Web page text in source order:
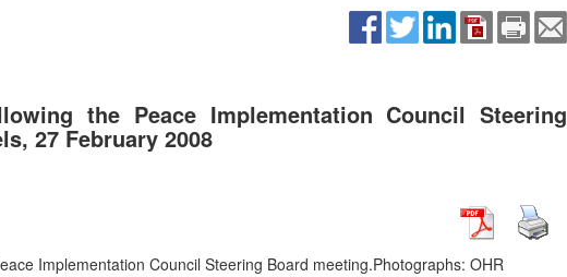
the Peace Implementation Council Steering
27 February 2008
Implementation Council Steering Board meeting.Photographs: OHR